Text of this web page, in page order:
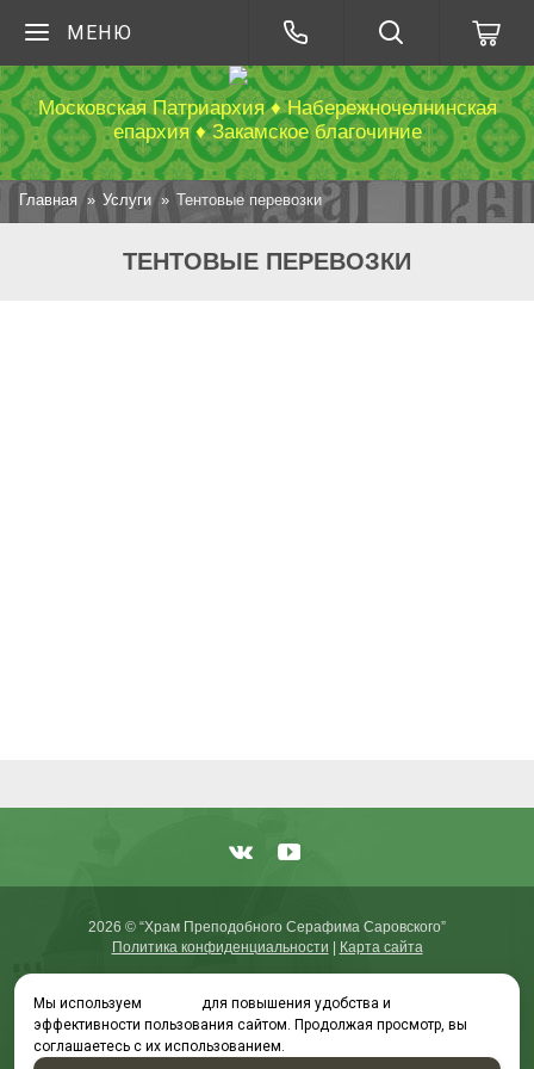
МЕНЮ
Московская Патриархия ♦ Набережночелнинская
епархия ♦ Закамское благочиние
Главная Услуги Тентовые перевозки
ТЕНТОВЫЕ ПЕРЕВОЗКИ
2026 © “Храм Преподобного Серафима Саровского”
Политика конфиденциальности
Карта сайта
создание приложений и
Мы используем
для повышения удобства и
эффективности пользования сайтом. Продолжая просмотр, вы
соглашаетесь с их использованием.